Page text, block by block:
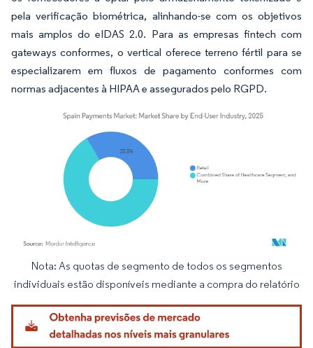
pela verificação biométrica, alinhando-se com os objetivos
mais amplos do eIDAS 2.0. Para as empresas fintech com
gateways conformes, o vertical oferece terreno fértil para se
especializarem em fluxos de pagamento conformes com
normas adjacentes à HIPAA e assegurados pelo RGPD.
Imagem © Mordor Intelligence. O reuso requer atribuição conforme CC BY 4.0.
Nota: As quotas de segmento de todos os segmentos
individuais estão disponíveis mediante a compra do relatório